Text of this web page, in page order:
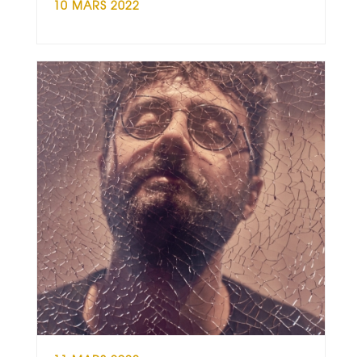
10 MARS 2022